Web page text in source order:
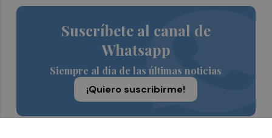
Suscríbete al canal de
Whatsapp
Siempre al día de las últimas noticias
¡Quiero suscribirme!